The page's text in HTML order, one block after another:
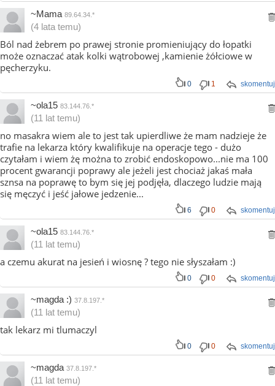
~Mama 89.64.34.*
(4 lata temu)
Ból nad żebrem po prawej stronie promieniujący do łopatki
może oznaczać atak kolki wątrobowej ,kamienie żółciowe w
pęcherzyku.
skomentuj
0 1
~ola15 83.144.76.*
(11 lat temu)
no masakra wiem ale to jest tak upierdliwe że mam nadzieje że
trafie na lekarza który kwalifikuje na operacje tego - dużo
czytałam i wiem żę można to zrobić endoskopowo...nie ma 100
procent gwarancji poprawy ale jeżeli jest chociaż jakaś mała
sznsa na poprawę to bym się jej podjęła, dlaczego ludzie mają
się męczyć i jeść jałowe jedzenie...
skomentuj
6 0
~ola15 83.144.76.*
(11 lat temu)
a czemu akurat na jesień i wiosnę ? tego nie słyszałam :)
skomentuj
0 0
~magda :) 37.8.197.*
(11 lat temu)
tak lekarz mi tlumaczyl
skomentuj
0 0
~magda 37.8.197.*
(11 lat temu)